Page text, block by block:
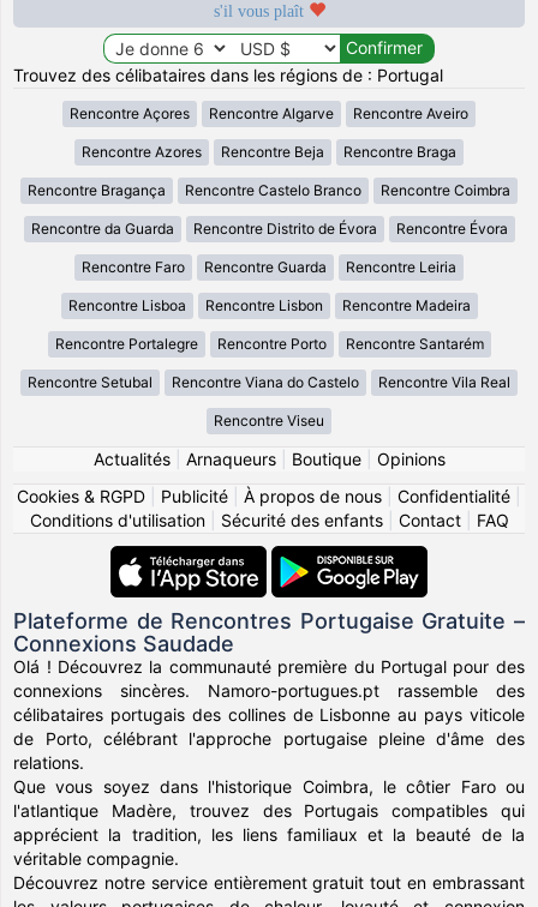
s'il vous plaît
Trouvez des célibataires dans les régions de : Portugal
Rencontre Açores Rencontre Algarve Rencontre Aveiro
Rencontre Azores Rencontre Beja Rencontre Braga
Rencontre Bragança Rencontre Castelo Branco Rencontre Coimbra
Rencontre da Guarda Rencontre Distrito de Évora Rencontre Évora
Rencontre Faro Rencontre Guarda Rencontre Leiria
Rencontre Lisboa Rencontre Lisbon Rencontre Madeira
Rencontre Portalegre Rencontre Porto Rencontre Santarém
Rencontre Setubal Rencontre Viana do Castelo Rencontre Vila Real
Rencontre Viseu
Actualités| Arnaqueurs| Boutique| Opinions
Cookies & RGPD
Publicité À propos de nous Confidentialité
Conditions d'utilisation| Sécurité des enfants| Contact| FAQ
Plateforme de Rencontres Portugaise Gratuite –
Connexions Saudade
Olá ! Découvrez la communauté première du Portugal pour des
connexions sincères. Namoro-portugues.pt rassemble des
célibataires portugais des collines de Lisbonne au pays viticole
de Porto, célébrant l'approche portugaise pleine d'âme des
relations.
Que vous soyez dans l'historique Coimbra, le côtier Faro ou
l'atlantique Madère, trouvez des Portugais compatibles qui
apprécient la tradition, les liens familiaux et la beauté de la
véritable compagnie.
Découvrez notre service entièrement gratuit tout en embrassant